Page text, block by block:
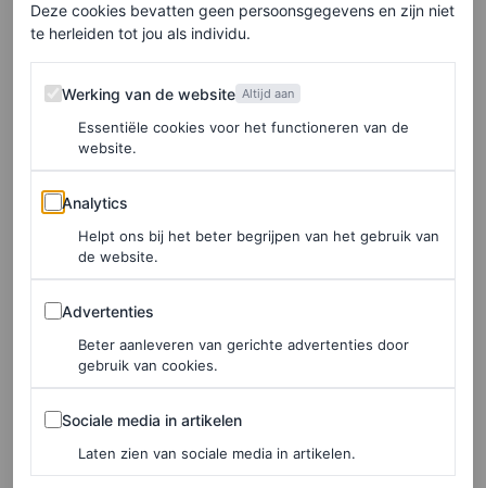
PARTNERSHIP
Let’s talk sportswear: Vogue
duidde de tennis inspired
trends van de zomer tijdens
dit rooftop event
CELEBRITY
Leonardo DiCaprio was
2025
CHRISTINA PÉREZ
Deze cookies bevatten geen persoonsgegevens en zijn niet
te herleiden tot jou als individu.
Werking van de website
Werking van de website Altijd aan
Essentiële cookies voor het functioneren van de
website.
Analytics
Analytics
Helpt ons bij het beter begrijpen van het gebruik van
de website.
Advertenties
Advertenties
Beter aanleveren van gerichte advertenties door
gebruik van cookies.
Sociale media in artikelen
Sociale media in artikelen
Laten zien van sociale media in artikelen.